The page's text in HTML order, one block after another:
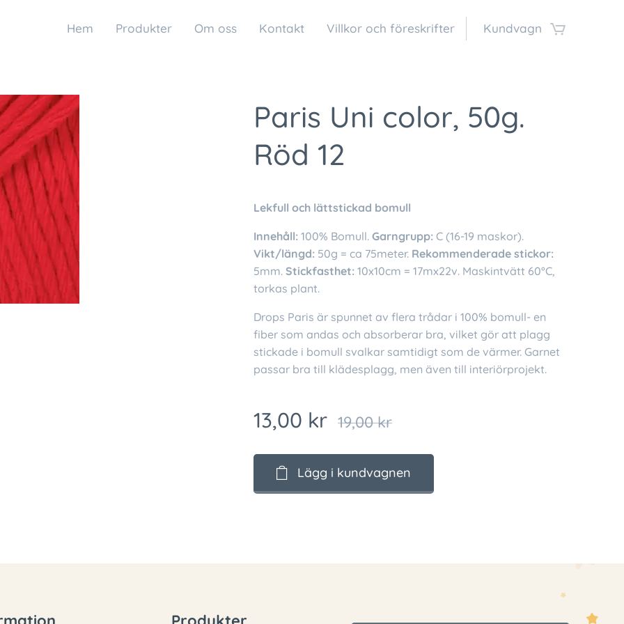
Hem Produkter Om oss Kontakt Villkor och föreskrifter Kundvagn
Paris Uni color, 50g.
Röd 12
Lekfull och lättstickad bomull
Innehåll: 100% Bomull. Garngrupp: C (16-19 maskor).
Vikt/längd: 50g = ca 75meter. Rekommenderade stickor:
5mm. Stickfasthet: 10x10cm = 17mx22v. Maskintvätt 60°C,
torkas plant.
Drops Paris är spunnet av flera trådar i 100% bomull- en
fiber som andas och absorberar bra, vilket gör att plagg
stickade i bomull svalkar samtidigt som de värmer. Garnet
passar bra till klädesplagg, men även till interiörprojekt.
13,00 kr 19,00kr
Lägg i kundvagnen